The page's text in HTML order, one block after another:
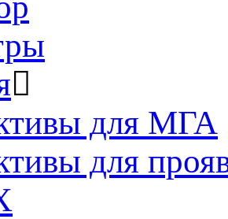
для МГА
для